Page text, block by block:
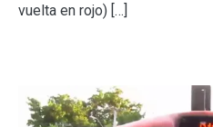
vuelta en rojo) […]